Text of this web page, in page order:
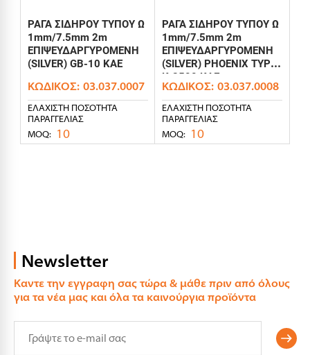
ΡΑΓΑ ΣΙΔΗΡΟΥ ΤΥΠΟΥ Ω
1mm/7.5mm 2m
ΕΠΙΨΕΥΔΑΡΓΥΡΟΜΕΝΗ
(SILVER) GB-10 KAE
ΚΩΔΙΚΌΣ: 03.037.0007
ΕΛΆΧΙΣΤΗ ΠΟΣΌΤΗΤΑ
ΠΑΡΑΓΓΕΛΊΑΣ
MOQ: 10
ΡΑΓΑ ΣΙΔΗΡΟΥ ΤΥΠΟΥ Ω
1mm/7.5mm 2m
ΕΠΙΨΕΥΔΑΡΓΥΡΟΜΕΝΗ
(SILVER) PHOENIX TYPE
K-8500 KAE
ΚΩΔΙΚΌΣ: 03.037.0008
ΕΛΆΧΙΣΤΗ ΠΟΣΌΤΗΤΑ
ΠΑΡΑΓΓΕΛΊΑΣ
MOQ: 10
Newsletter
Καντε την εγγραφη σας τώρα & μάθε πριν από όλους
για τα νέα μας και όλα τα καινούργια προϊόντα